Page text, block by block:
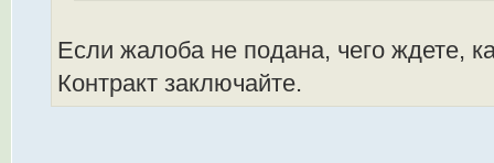
Если жалоба не подана, чего ждете,
Контракт заключайте.